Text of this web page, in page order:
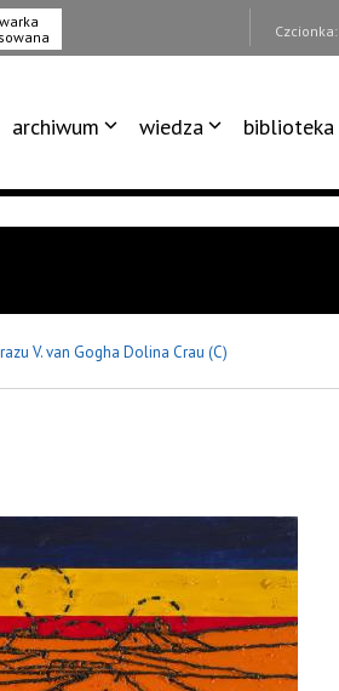
Czcionka:
archiwum wiedza biblioteka
V. van Gogha Dolina Crau (C)